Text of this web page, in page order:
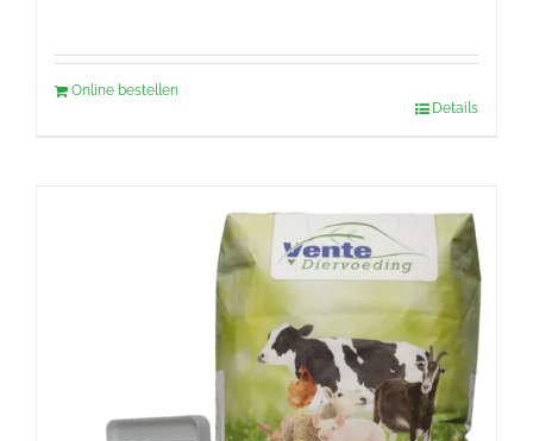
Online bestellen
Details